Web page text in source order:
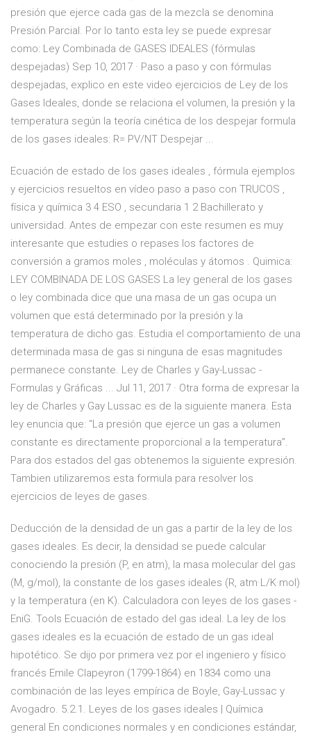
presión que ejerce cada gas de la mezcla se denomina
Presión Parcial. Por lo tanto esta ley se puede expresar
como: Ley Combinada de GASES IDEALES (fórmulas
despejadas) Sep 10, 2017 · Paso a paso y con fórmulas
despejadas, explico en este video ejercicios de Ley de los
Gases Ideales, donde se relaciona el volumen, la presión y la
temperatura según la teoría cinética de los despejar formula
de los gases ideales: R= PV/NT Despejar ...
Ecuación de estado de los gases ideales , fórmula ejemplos
y ejercicios resueltos en vídeo paso a paso con TRUCOS ,
física y química 3 4 ESO , secundaria 1 2 Bachillerato y
universidad. Antes de empezar con este resumen es muy
interesante que estudies o repases los factores de
conversión a gramos moles , moléculas y átomos . Quimica:
LEY COMBINADA DE LOS GASES La ley general de los gases
o ley combinada dice que una masa de un gas ocupa un
volumen que está determinado por la presión y la
temperatura de dicho gas. Estudia el comportamiento de una
determinada masa de gas si ninguna de esas magnitudes
permanece constante. Ley de Charles y Gay-Lussac -
Formulas y Gráficas ... Jul 11, 2017 · Otra forma de expresar la
ley de Charles y Gay Lussac es de la siguiente manera. Esta
ley enuncia que: “La presión que ejerce un gas a volumen
constante es directamente proporcional a la temperatura”.
Para dos estados del gas obtenemos la siguiente expresión.
Tambien utilizaremos esta formula para resolver los
ejercicios de leyes de gases.
Deducción de la densidad de un gas a partir de la ley de los
gases ideales. Es decir, la densidad se puede calcular
conociendo la presión (P, en atm), la masa molecular del gas
(M, g/mol), la constante de los gases ideales (R, atm·L/K·mol)
y la temperatura (en K). Calculadora con leyes de los gases -
EniG. Tools Ecuación de estado del gas ideal. La ley de los
gases ideales es la ecuación de estado de un gas ideal
hipotético. Se dijo por primera vez por el ingeniero y físico
francés Emile Clapeyron (1799-1864) en 1834 como una
combinación de las leyes empírica de Boyle, Gay-Lussac y
Avogadro. 5.2.1. Leyes de los gases ideales | Química
general En condiciones normales y en condiciones estándar,